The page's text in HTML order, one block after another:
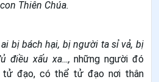
Thiên Chúa.
bị bách hại, bị người ta sỉ vả, bị
điều xấu xa…,những người đó
tử đạo, có thể tử đạo nơi thân